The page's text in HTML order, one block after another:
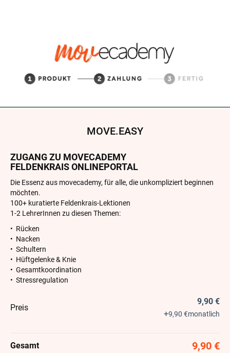
MOVE.EASY
ZUGANG ZU MOVECADEMY
FELDENKRAIS ONLINEPORTAL
Die Essenz aus movecademy, für alle, die unkompliziert beginnen
möchten.
100+ kuratierte Feldenkrais-Lektionen
1-2 LehrerInnen zu diesen Themen:
• Rücken
• Nacken
• Schultern
• Hüftgelenke & Knie
• Gesamtkoordination
• Stressregulation
Preis
9,90 €
+9,90 €monatlich
Gesamt 9,90 €